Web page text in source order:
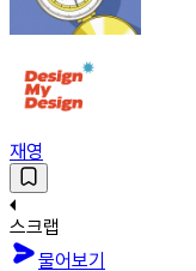
재영
스크랩
물어보기